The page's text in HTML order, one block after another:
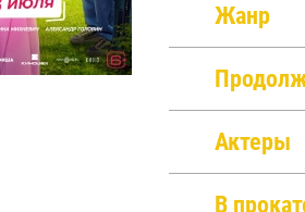
Жанр
Актеры
В